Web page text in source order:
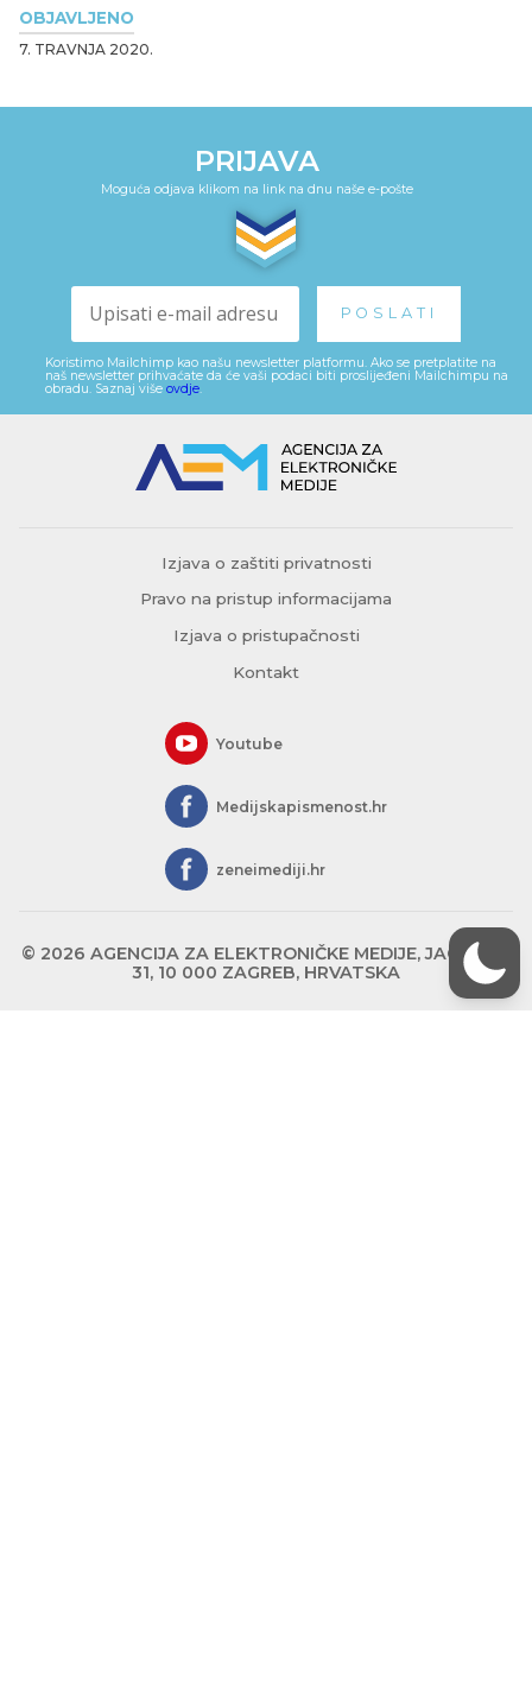
OBJAVLJENO
7. TRAVNJA 2020.
PRIJAVA
Moguća odjava klikom na link na dnu naše e-pošte
Koristimo Mailchimp kao našu newsletter platformu. Ako se pretplatite na
naš newsletter prihvaćate da će vaši podaci biti proslijeđeni Mailchimpu na
obradu. Saznaj više ovdje.
Izjava o zaštiti privatnosti
Pravo na pristup informacijama
Izjava o pristupačnosti
Kontakt
Youtube
Medijskapismenost.hr
zeneimediji.hr
© 2026 AGENCIJA ZA ELEKTRONIČKE MEDIJE, JAGIĆEVA
31, 10 000 ZAGREB, HRVATSKA